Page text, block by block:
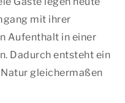
mit ihrer
Aufenthalt in einer
Dadurch entsteht ein
gleichermaßen